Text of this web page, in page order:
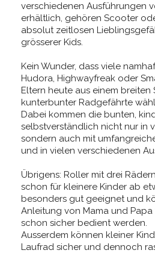
verschiedenen Ausführungen
erhältlich, gehören Scooter
absolut zeitlosen
grösserer Kids.
Kein Wunder, dass viele
Hudora, Highwayfreak oder
Eltern heute aus einem breiten
kunterbunter Radgefährte
Dabei kommen die bunten,
selbstverständlich nicht nur in
sondern auch mit
und in vielen verschiedenen
Übrigens: Roller mit drei
schon für kleinere Kinder ab
besonders gut geeignet und
Anleitung von Mama und
schon sicher bedient werden.
Ausserdem können kleiner
Laufrad sicher und dennoch